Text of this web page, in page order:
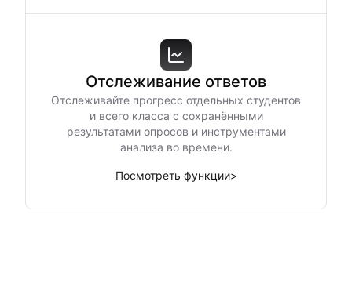
Отслеживание ответов
Отслеживайте прогресс отдельных студентов
и всего класса с сохранёнными
результатами опросов и инструментами
анализа во времени.
Посмотреть функции>